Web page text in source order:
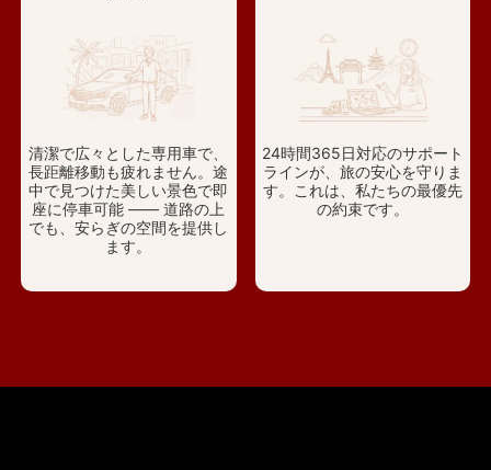
清潔で広々とした専用車で、
長距離移動も疲れません。途
中で見つけた美しい景色で即
座に停車可能 —— 道路の上
でも、安らぎの空間を提供し
ます。
24時間365日対応のサポート
ラインが、旅の安心を守りま
す。これは、私たちの最優先
の約束です。